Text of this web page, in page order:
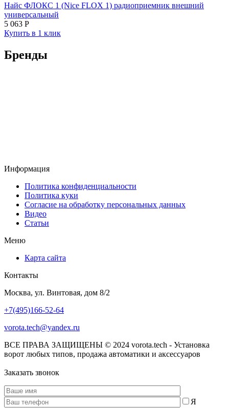
Найс ФЛОКС 1 (Nice FLOX 1) радиоприемник внешний
универсальный
5 063 Р
Купить в 1 клик
Бренды
Информация
Политика конфиденциальности
Политика куки
Согласие на обработку персональных данных
Видео
Статьи
Меню
Карта сайта
Контакты
Москва, ул. Винтовая, дом 8/2
+7(495)166-52-64
vorota.tech@yandex.ru
ВСЕ ПРАВА ЗАЩИЩЕНЫ © 2024 vorota.tech - Установка
ворот любых типов, продажа автоматики и аксессуаров
Заказать звонок
Я